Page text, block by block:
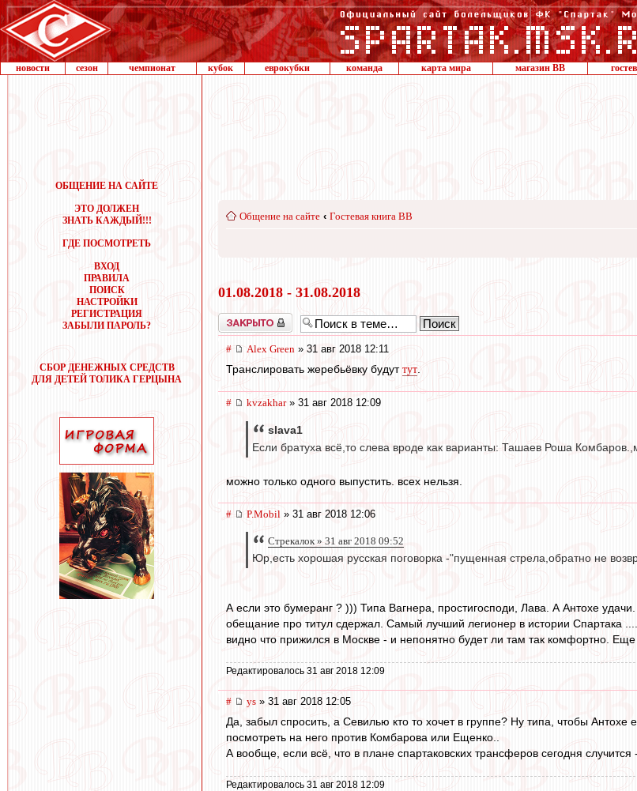
новости сезон чемпионат кубок еврокубки команда карта мира магазин ВВ
ОБЩЕНИЕ НА САЙТЕ
ЭТО ДОЛЖЕН
ЗНАТЬ КАЖДЫЙ!!!
ГДЕ ПОСМОТРЕТЬ
ВХОД
ПРАВИЛА
ПОИСК
НАСТРОЙКИ
РЕГИСТРАЦИЯ
ЗАБЫЛИ ПАРОЛЬ?
СБОР ДЕНЕЖНЫХ СРЕДСТВ
ДЛЯ ДЕТЕЙ ТОЛИКА ГЕРЦЫНА
Общение на сайте ‹ Гостевая книга ВВ
01.08.2018 - 31.08.2018
Закрыто
# Alex Green » 31 авг 2018 12:11
Транслировать жеребьёвку будут тут.
# kvzakhar» 31 авг 2018 12:09
slava1
Если братуха всё,то слева вроде как варианты: Ташаев Роша
можно только одного выпустить. всех нельзя.
# P.Mobil » 31 авг 2018 12:06
Стрекалок » 31 авг 2018 09:52
Юр,есть хорошая русская поговорка -"пущенная стрела,обратно не
А если это бумеранг ? ))) Типа Вагнера, простигосподи, Лава. А Антохе
обещание про титул сдержал. Самый лучший легионер в истории Спартака
видно что прижился в Москве - и непонятно будет ли там так комфортно. Еще
Редактировалось 31 авг 2018 12:09
# ys » 31 авг 2018 12:05
Да, забыл спросить, а Севилью кто то хочет в группе? Ну типа, чтобы
посмотреть на него против Комбарова или Ещенко..
А вообще, если всё, что в плане спартаковских трансферов сегодня
Редактировалось 31 авг 2018 12:09